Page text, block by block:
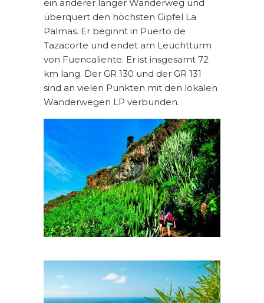
ein anderer langer Wanderweg und
überquert den höchsten Gipfel La
Palmas. Er beginnt in Puerto de
Tazacorte und endet am Leuchtturm
von Fuencaliente. Er ist insgesamt 72
km lang. Der GR 130 und der GR 131
sind an vielen Punkten mit den lokalen
Wanderwegen LP verbunden.